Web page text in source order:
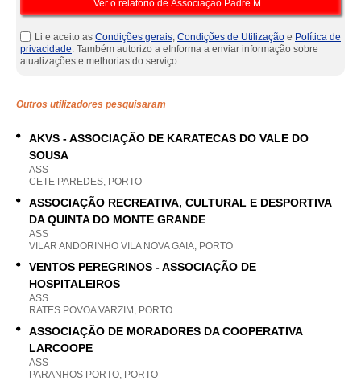
Li e aceito as Condições gerais, Condições de Utilização e Política de
privacidade. Também autorizo a eInforma a enviar informação sobre
atualizações e melhorias do serviço.
Outros utilizadores pesquisaram
AKVS - ASSOCIAÇÃO DE KARATECAS DO VALE DO
SOUSA
ASS
CETE PAREDES, PORTO
ASSOCIAÇÃO RECREATIVA, CULTURAL E DESPORTIVA
DA QUINTA DO MONTE GRANDE
ASS
VILAR ANDORINHO VILA NOVA GAIA, PORTO
VENTOS PEREGRINOS - ASSOCIAÇÃO DE
HOSPITALEIROS
ASS
RATES POVOA VARZIM, PORTO
ASSOCIAÇÃO DE MORADORES DA COOPERATIVA
LARCOOPE
ASS
PARANHOS PORTO, PORTO